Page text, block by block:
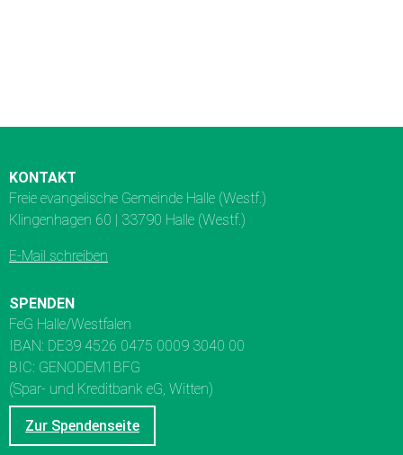
KONTAKT
Freie evangelische Gemeinde Halle (Westf.)
Klingenhagen 60 | 33790 Halle (Westf.)
E-Mail schreiben
SPENDEN
FeG Halle/Westfalen
IBAN: DE39 4526 0475 0009 3040 00
BIC: GENODEM1BFG
(Spar- und Kreditbank eG, Witten)
Zur Spendenseite